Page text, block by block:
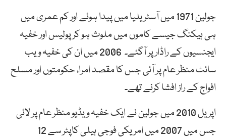
جولین 1971 میں آسٹریلیا میں پیدا ہوئے اور کم عمری میں
ہی ہیکنگ جیسے کاموں میں ملوث ہو کر پولیس اور خفیہ
ایجنسیوں کے راڈار پر آگئے۔ 2006 میں ان کی خفیہ ویب
سائٹ منظر عام پر آئی جس کا مقصد امرا، حکومتوں اور مسلح
افواج کے راز افشا کرنے تھے۔
اپریل 2010 میں جولین نے ایک خفیہ ویڈیو منظر عام پر لائی
جس میں 2007 میں امریکی فوجی ہیلی کاپٹر سے 12